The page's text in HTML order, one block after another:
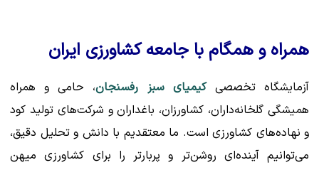
همراه و همگام با جامعه کشاورزی ایران
آزمایشگاه تخصصیکیمیای سبز رفسنجان، حامی و همراه
همیشگی گلخانه‌داران، کشاورزان، باغداران و شرکت‌های تولید کود
و نهاده‌های کشاورزی است. ما معتقدیم با دانش و تحلیل دقیق،
می‌توانیم آینده‌ای روشن‌تر و پربارتر را برای کشاورزی میهن